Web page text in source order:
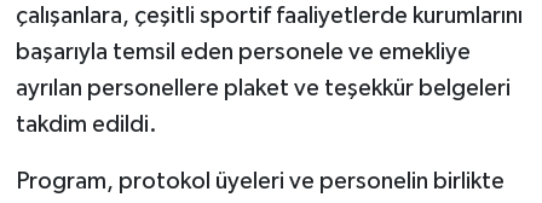
çalışanlara, çeşitli sportif faaliyetlerde kurumlarını
başarıyla temsil eden personele ve emekliye
ayrılan personellere plaket ve teşekkür belgeleri
takdim edildi.
Program, protokol üyeleri ve personelin birlikte